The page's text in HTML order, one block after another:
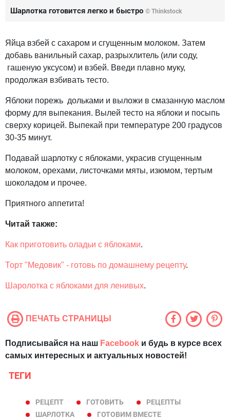
Шарлотка готовится легко и быстро © Thinkstock
Яйца взбей с сахаром и сгущенным молоком. Затем
добавь ванильный сахар, разрыхлитель (или соду,
гашеную уксусом) и взбей. Введи плавно муку,
продолжая взбивать тесто.
Яблоки порежь дольками и выложи в смазанную маслом
форму для выпекания. Вылей тесто на яблоки и посыпь
сверху корицей. Выпекай при температуре 200 градусов
30-35 минут.
Подавай шарлотку с яблоками, украсив сгущенным
молоком, орехами, листочками мяты, изюмом, тертым
шоколадом и прочее.
Приятного аппетита!
Читай также:
Как приготовить оладьи с яблоками.
Торт "Медовик" - готовь по домашнему рецепту.
Шаролотка с яблоками для ленивых.
ПЕЧАТЬ СТРАНИЦЫ
Подписывайся на наш Facebook и будь в курсе всех
самых интересных и актуальных новостей!
ТЕГИ
РЕЦЕПТ ГОТОВИТЬ
РЕЦЕПТЫ
ШАРЛОТКА
ГОТОВИМ ВМЕСТЕ